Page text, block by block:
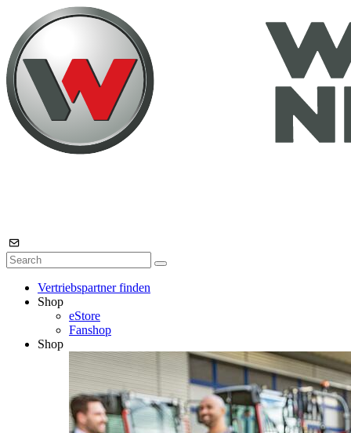
Vertriebspartner finden
Shop
eStore
Fanshop
Shop